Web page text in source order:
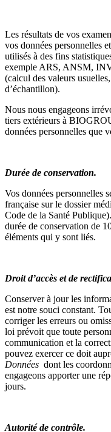
Les résultats de vos
vos données personnelles
utilisés à des fins
exemple ARS, ANSM,
(calcul des valeurs
d’échantillon).
Nous nous engageons
tiers extérieurs à
données personnelles que
Durée de conservation.
Vos données personnelles
française sur le dossier
Code de la Santé
durée de conservation de
éléments qui y sont liés.
Droit d’accès et de
Conserver à jour les
est notre souci constant.
corriger les erreurs ou
loi prévoit que toute
communication et la
pouvez exercer ce doit
Données dont les
engageons apporter une
jours.
Autorité de contrôle.